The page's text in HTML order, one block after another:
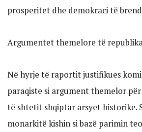
prosperitet dhe demokraci të
Argumentet themelore të
Në hyrje të raportit justifikues
paraqiste si argument themelor
të shtetit shqiptar arsyet historike.
monarkitë kishin si bazë parimin